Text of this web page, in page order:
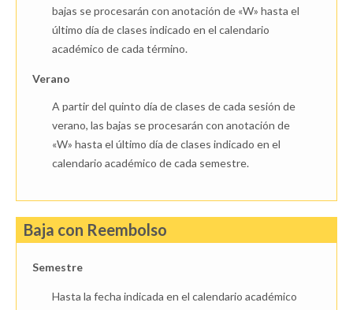
bajas se procesarán con anotación de «W» hasta el
último día de clases indicado en el calendario
académico de cada término.
Verano
A partir del quinto día de clases de cada sesión de
verano, las bajas se procesarán con anotación de
«W» hasta el último día de clases indicado en el
calendario académico de cada semestre.
Baja con Reembolso
Semestre
Hasta la fecha indicada en el calendario académico